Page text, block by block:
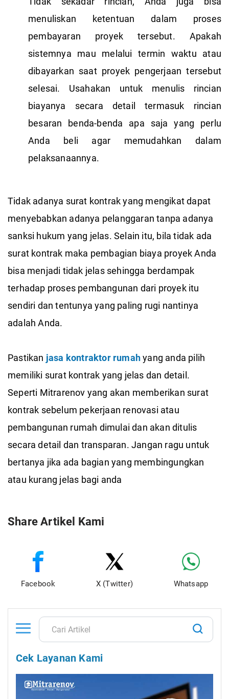
menuliskan ketentuan dalam proses
pembayaran proyek tersebut. Apakah
sistemnya mau melalui termin waktu atau
dibayarkan saat proyek pengerjaan tersebut
selesai. Usahakan untuk menulis rincian
biayanya secara detail termasuk rincian
besaran benda-benda apa saja yang perlu
Anda beli agar memudahkan dalam
pelaksanaannya.
Tidak adanya surat kontrak yang mengikat dapat
menyebabkan adanya pelanggaran tanpa adanya
sanksi hukum yang jelas. Selain itu, bila tidak ada
surat kontrak maka pembagian biaya proyek Anda
bisa menjadi tidak jelas sehingga berdampak
terhadap proses pembangunan dari proyek itu
sendiri dan tentunya yang paling rugi nantinya
adalah Anda.
Pastikan jasa kontraktor rumahyang anda pilih
memiliki surat kontrak yang jelas dan detail.
Seperti Mitrarenov yang akan memberikan surat
kontrak sebelum pekerjaan renovasi atau
pembangunan rumah dimulai dan akan ditulis
secara detail dan transparan. Jangan ragu untuk
bertanya jika ada bagian yang membingungkan
atau kurang jelas bagi anda
Share Artikel Kami
Facebook X (Twitter) Whatsapp
Cek Layanan Kami